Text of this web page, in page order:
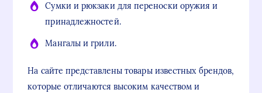
Сумки и рюкзаки для переноски оружия и
принадлежностей.
Мангалы и грили.
На сайте представлены товары известных брендов,
которые отличаются высоким качеством и